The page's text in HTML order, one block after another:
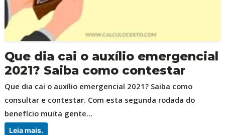
Que dia cai o auxílio emergencial
2021? Saiba como contestar
Que dia cai o auxílio emergencial 2021? Saiba como
consultar e contestar. Com esta segunda rodada do
benefício muita gente...
Leia mais.